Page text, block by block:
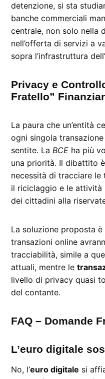
detenzione, si sta
banche commerciali
centrale, non solo nella
nell’offerta di servizi a
sopra l’infrastruttura
Privacy e
Fratello”
La paura che un’entità
ogni singola
sentite. LaBCE ha più
una priorità. Il dibattito
necessità di tracciare
il riciclaggio e le attività
dei cittadini alla
La soluzione proposta
transazioni online
tracciabilità, simile a
attuali, mentre le
livello di privacy quasi
del contante.
FAQ – Domande
L’euro digitale
No, l’euro digitale si